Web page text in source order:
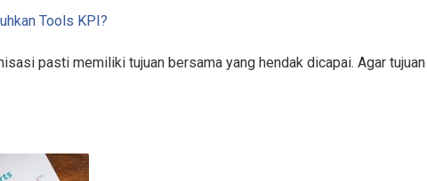
Tools KPI?
pasti memiliki tujuan bersama yang hendak dicapai. Agar